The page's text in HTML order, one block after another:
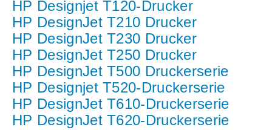
HP Designjet T120-Drucker
HP DesignJet T210 Drucker
HP DesignJet T230 Drucker
HP DesignJet T250 Drucker
HP DesignJet T500 Druckerserie
HP Designjet T520-Druckerserie
HP DesignJet T610-Druckerserie
HP DesignJet T620-Druckerserie